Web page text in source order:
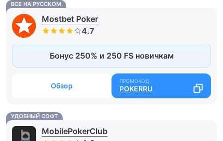
ВСЕ НА РУССКОМ
Mostbet Poker
Бонус 250% и 250 FS новичкам
Обзор POKERRU
УДОБНЫЙ СОФТ
MobilePokerClub